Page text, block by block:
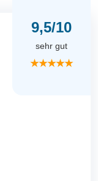
9,5/10
sehr gut
★★★★★